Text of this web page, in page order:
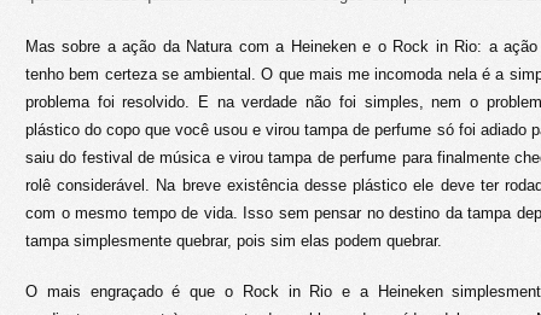
Mas sobre a ação da Natura com a Heineken e o Rock in Rio: a
tenho bem certeza se ambiental. O que mais me incomoda nela é a
problema foi resolvido. E na verdade não foi simples, nem o
plástico do copo que você usou e virou tampa de perfume só foi adiado
saiu do festival de música e virou tampa de perfume para finalmente
rolê considerável. Na breve existência desse plástico ele deve ter
com o mesmo tempo de vida. Isso sem pensar no destino da tampa
tampa simplesmente quebrar, pois sim elas podem quebrar.
O mais engraçado é que o Rock in Rio e a Heineken